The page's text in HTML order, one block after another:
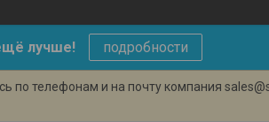
лучше! подробности
по телефонам и на почту компания